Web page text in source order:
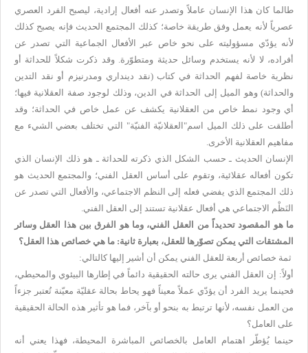
طالما كان هذا الإنسان عاملاً وتصدر عنه أفعال إرادية، ليصبح الفرد العصري
عصرياً لأنه يعمل وفق طريقة خاصة؛ كذلك المجتمع الحديث فإنه يصبح كذلك
لأنه يؤدّي مسؤوليته على نحو خاص عبر الأفعال الجماعية التي تصدر عن
أفراده، لا لأنه يستخدم وسائل حديثة ومتطوّرة. وقد ذكرت شكلاً للحداثة أو
نظرية خاصة لفهم الحداثة في كتاب (نقد دينداري ومدرنيزم أو نقد التدين
والحداثة) وهو الميل إلى الحداثة في الدين، وذلك لوجود صفة العقلانية فيها؛
أي وجود نمط خاص من العقلانية يكشف عن عمل خاص في الحداثة؛ وقد
أطلقت على ذلك الميل اسم"العقلانيّة الفنيّة" التي تختلف بعضي الشيء مع
مفاهيم العقلانية الأخرى.
الإنسان الحديث ـ حسب الشكل الذي ذكرته للحداثة ـ هو ذلك الإنسان الذي
تكون أفعاله عقلائية، وتقوم على أساس العقل الفني؛ والمجتمع الحديث هو
ذلك المجتمع الذي يفضي فعله إلى النظم الاجتماعي، والأفعال التي تصدر عن
النَظْم الاجتماعي هي أفعال عقلانية تستند إلى العقل الفني.
ما هو المقصود تحديداً من العقل الفني، وما هو الفرق بين هذا العقل وسائر
المشتقات التي يمكن تصوّرها للعقل، بعبارة ثانية: ما هي خصائص هذا العقل؟
ثمة خصائص أربعة للعقل الفني يمكن أن أشير إليها كالتالي:
أولاً: إن العقل الفني يرى حالته الحقيقية دائماً في إطارها البيئوي والمحيطي،
فحينما يريد الفرد أن يؤدّي عملاً معيناً فهو يحاط بحالة عقليّة معيّنة تُعتبر جزءاً
من العمل نفسه، لأنها ترتبط به بنحو أو بآخر، فما هو تأثير هذه الحالة الحقيقية
على العامل؟
حينما يُؤطّر اهتمام العامل بالخصائص المباشرة المحيطة، فهذا يعني أنه